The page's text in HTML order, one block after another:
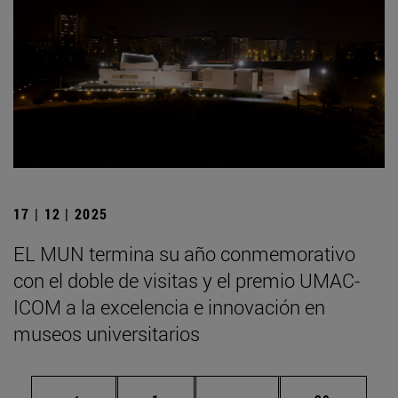
17 | 12 | 2025
EL MUN termina su año conmemorativo
con el doble de visitas y el premio UMAC-
ICOM a la excelencia e innovación en
museos universitarios